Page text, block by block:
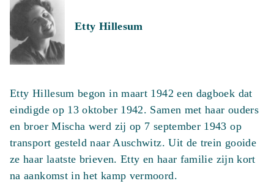
Etty Hillesum
Etty Hillesum begon in maart 1942 een dagboek dat
eindigde op 13 oktober 1942. Samen met haar ouders
en broer Mischa werd zij op 7 september 1943 op
transport gesteld naar Auschwitz. Uit de trein gooide
ze haar laatste brieven. Etty en haar familie zijn kort
na aankomst in het kamp vermoord.